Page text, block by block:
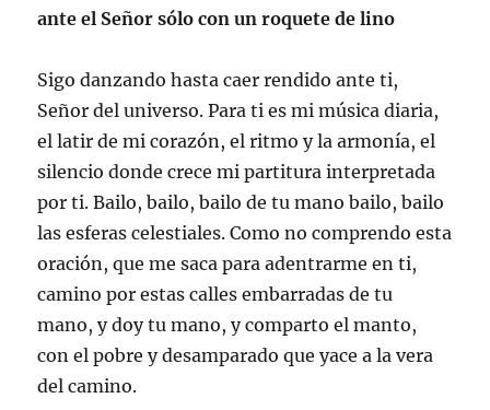
ante el Señor sólo con un roquete de lino
Sigo danzando hasta caer rendido ante ti,
Señor del universo. Para ti es mi música diaria,
el latir de mi corazón, el ritmo y la armonía, el
silencio donde crece mi partitura interpretada
por ti. Bailo, bailo, bailo de tu mano bailo, bailo
las esferas celestiales. Como no comprendo esta
oración, que me saca para adentrarme en ti,
camino por estas calles embarradas de tu
mano, y doy tu mano, y comparto el manto,
con el pobre y desamparado que yace a la vera
del camino.